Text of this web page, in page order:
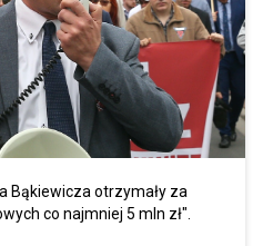
Bąkiewicza otrzymały za
co najmniej 5 mln zł".